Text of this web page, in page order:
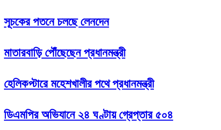
সূচকের পতনে চলছে লেনদেন
মাতারবাড়ি পৌঁছেছেন প্রধানমন্ত্রী
হেলিকপ্টারে মহেশখালীর পথে প্রধানমন্ত্রী
ডিএমপির অভিযানে ২৪ ঘণ্টায় গ্রেপ্তার ৫০৪